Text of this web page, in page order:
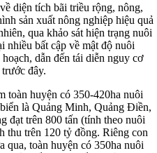
diện tích bãi triều rộng, nông,
sản xuất nông nghiệp hiệu quả
qua khảo sát hiện trạng nuôi
nhiều bất cập về mật độ nuôi
dẫn đến tái diễn nguy cơ
đây.
toàn huyện có 350-420ha nuôi
là Quảng Minh, Quảng Điền,
đạt trên 800 tấn (tính theo nuôi
thu trên 120 tỷ đồng. Riêng con
qua, toàn huyện có 350ha nuôi